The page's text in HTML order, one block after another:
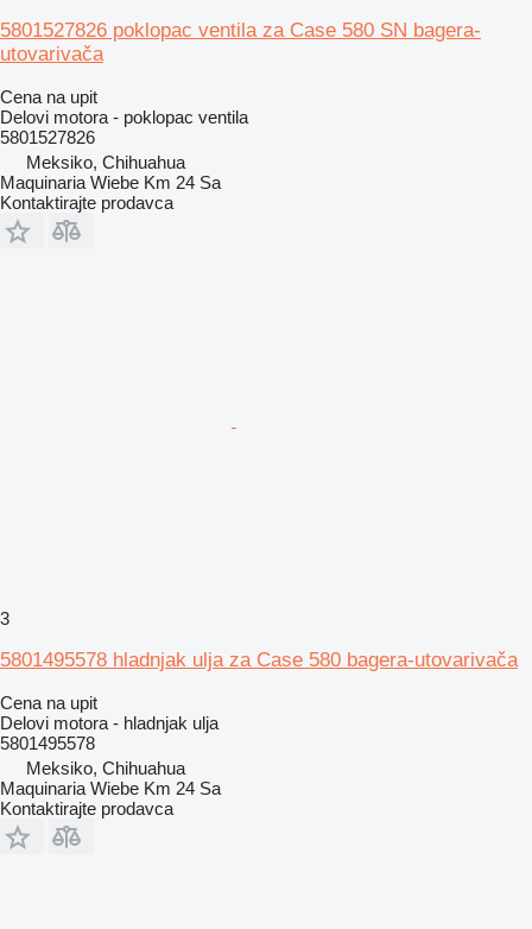
5801527826 poklopac ventila za Case 580 SN bagera-
utovarivača
Cena na upit
Delovi motora - poklopac ventila
5801527826
Meksiko, Chihuahua
Maquinaria Wiebe Km 24 Sa
Kontaktirajte prodavca
3
5801495578 hladnjak ulja za Case 580 bagera-utovarivača
Cena na upit
Delovi motora - hladnjak ulja
5801495578
Meksiko, Chihuahua
Maquinaria Wiebe Km 24 Sa
Kontaktirajte prodavca